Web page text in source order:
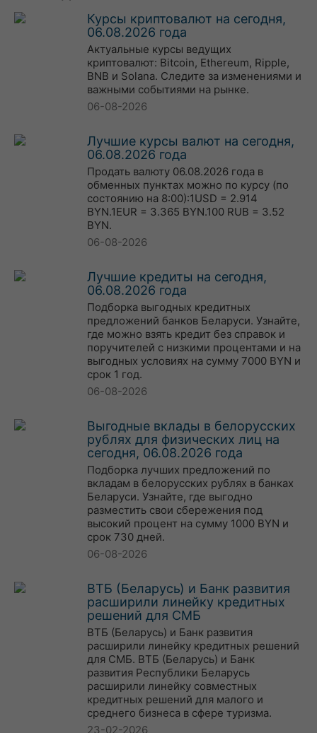
Курсы криптовалют на сегодня,
06.08.2026 года
Актуальные курсы ведущих
криптовалют: Bitcoin, Ethereum, Ripple,
BNB и Solana. Следите за изменениями и
важными событиями на рынке.
06-08-2026
Лучшие курсы валют на сегодня,
06.08.2026 года
Продать валюту 06.08.2026 года в
обменных пунктах можно по курсу (по
состоянию на 8:00):1USD = 2.914
BYN.1EUR = 3.365 BYN.100 RUB = 3.52
BYN.
06-08-2026
Лучшие кредиты на сегодня,
06.08.2026 года
Подборка выгодных кредитных
предложений банков Беларуси. Узнайте,
где можно взять кредит без справок и
поручителей с низкими процентами и на
выгодных условиях на сумму 7000 BYN и
срок 1 год.
06-08-2026
Выгодные вклады в белорусских
рублях для физических лиц на
сегодня, 06.08.2026 года
Подборка лучших предложений по
вкладам в белорусских рублях в банках
Беларуси. Узнайте, где выгодно
разместить свои сбережения под
высокий процент на сумму 1000 BYN и
срок 730 дней.
06-08-2026
ВТБ (Беларусь) и Банк развития
расширили линейку кредитных
решений для СМБ
ВТБ (Беларусь) и Банк развития
расширили линейку кредитных решений
для СМБ. ВТБ (Беларусь) и Банк
развития Республики Беларусь
расширили линейку совместных
кредитных решений для малого и
среднего бизнеса в сфере туризма.
23-02-2026